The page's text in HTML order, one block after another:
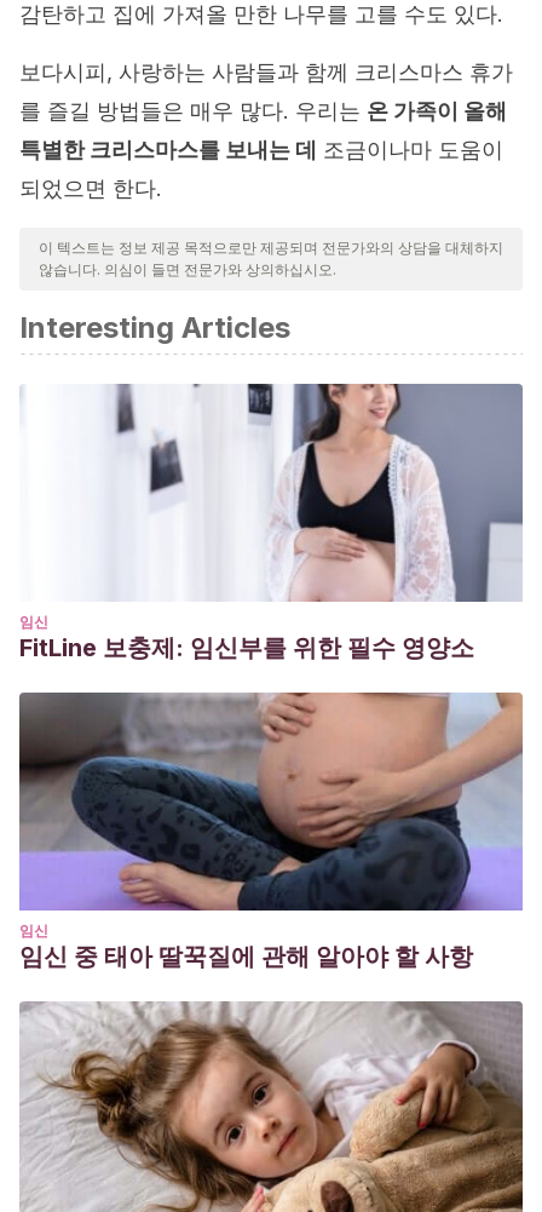
감탄하고 집에 가져올 만한 나무를 고를 수도 있다.
보다시피, 사랑하는 사람들과 함께 크리스마스 휴가
를 즐길 방법들은 매우 많다. 우리는 온 가족이 올해
특별한 크리스마스를 보내는 데
조금이나마 도움이
되었으면 한다.
이 텍스트는 정보 제공 목적으로만 제공되며 전문가와의 상담을 대체하지
않습니다. 의심이 들면 전문가와 상의하십시오.
Interesting Articles
임신
FitLine 보충제: 임신부를 위한 필수 영양소
임신
임신 중 태아 딸꾹질에 관해 알아야 할 사항